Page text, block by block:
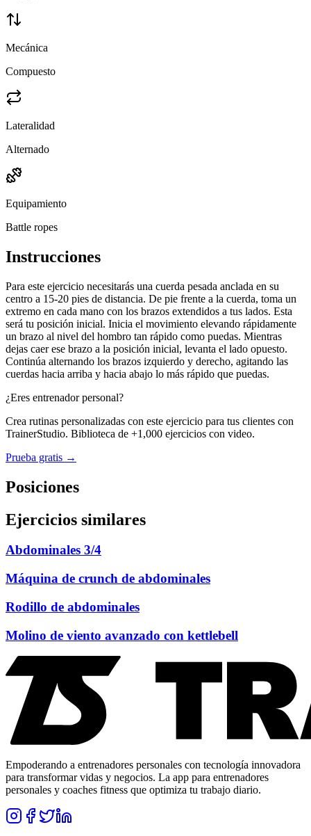
Mecánica
Compuesto
Lateralidad
Alternado
Equipamiento
Battle ropes
Instrucciones
Para este ejercicio necesitarás una cuerda pesada anclada en su
centro a 15-20 pies de distancia. De pie frente a la cuerda, toma un
extremo en cada mano con los brazos extendidos a tus lados. Esta
será tu posición inicial. Inicia el movimiento elevando rápidamente
un brazo al nivel del hombro tan rápido como puedas. Mientras
dejas caer ese brazo a la posición inicial, levanta el lado opuesto.
Continúa alternando los brazos izquierdo y derecho, agitando las
cuerdas hacia arriba y hacia abajo lo más rápido que puedas.
¿Eres entrenador personal?
Crea rutinas personalizadas con este ejercicio para tus clientes con
TrainerStudio. Biblioteca de +1,000 ejercicios con video.
Prueba gratis →
Posiciones
Ejercicios similares
Abdominales 3/4
Máquina de crunch de abdominales
Rodillo de abdominales
Molino de viento avanzado con kettlebell
Empoderando a entrenadores personales con tecnología innovadora
para transformar vidas y negocios. La app para entrenadores
personales y coaches fitness que optimiza tu trabajo diario.